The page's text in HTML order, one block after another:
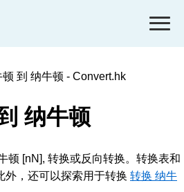
顿 到 纳牛顿 - Convert.hk
纳牛顿
顿 [nN], 转换或反向转换。转换表和
外，还可以探索用于转换 转换 纳牛